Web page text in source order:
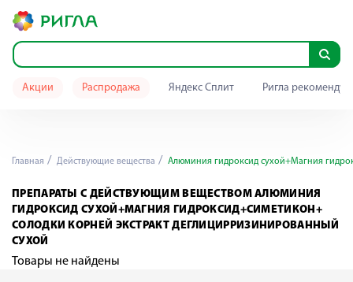
Акции Распродажа Яндекс Сплит Ригла
Главная Действующие вещества Алюминия гидроксид сухой+Магния
ПРЕПАРАТЫ С ДЕЙСТВУЮЩИМ ВЕЩЕСТВОМ АЛЮМИНИЯ
ГИДРОКСИД СУХОЙ+МАГНИЯ ГИДРОКСИД+СИМЕТИКОН+
СОЛОДКИ КОРНЕЙ ЭКСТРАКТ ДЕГЛИЦИРРИЗИНИРОВАННЫЙ
СУХОЙ
Товары не найдены